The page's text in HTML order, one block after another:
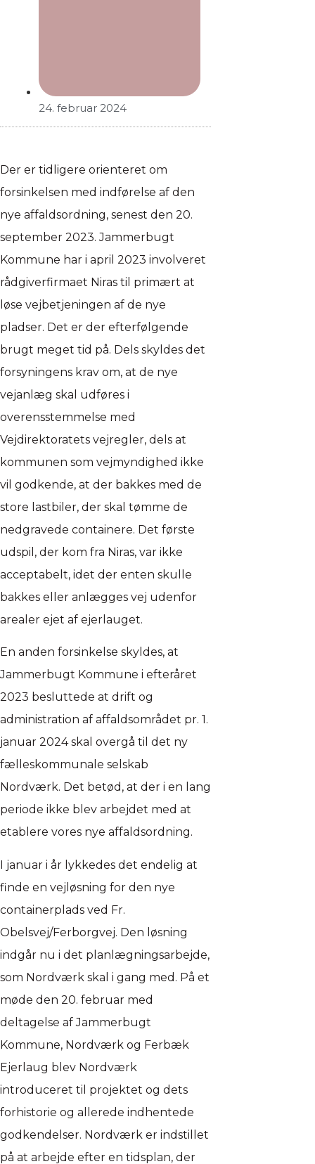
24. februar 2024
Der er tidligere orienteret om
forsinkelsen med indførelse af den
nye affaldsordning, senest den 20.
september 2023. Jammerbugt
Kommune har i april 2023 involveret
rådgiverfirmaet Niras til primært at
løse vejbetjeningen af de nye
pladser. Det er der efterfølgende
brugt meget tid på. Dels skyldes det
forsyningens krav om, at de nye
vejanlæg skal udføres i
overensstemmelse med
Vejdirektoratets vejregler, dels at
kommunen som vejmyndighed ikke
vil godkende, at der bakkes med de
store lastbiler, der skal tømme de
nedgravede containere. Det første
udspil, der kom fra Niras, var ikke
acceptabelt, idet der enten skulle
bakkes eller anlægges vej udenfor
arealer ejet af ejerlauget.
En anden forsinkelse skyldes, at
Jammerbugt Kommune i efteråret
2023 besluttede at drift og
administration af affaldsområdet pr. 1.
januar 2024 skal overgå til det ny
fælleskommunale selskab
Nordværk. Det betød, at der i en lang
periode ikke blev arbejdet med at
etablere vores nye affaldsordning.
I januar i år lykkedes det endelig at
finde en vejløsning for den nye
containerplads ved Fr.
Obelsvej/Ferborgvej. Den løsning
indgår nu i det planlægningsarbejde,
som Nordværk skal i gang med. På et
møde den 20. februar med
deltagelse af Jammerbugt
Kommune, Nordværk og Ferbæk
Ejerlaug blev Nordværk
introduceret til projektet og dets
forhistorie og allerede indhentede
godkendelser. Nordværk er indstillet
på at arbejde efter en tidsplan, der